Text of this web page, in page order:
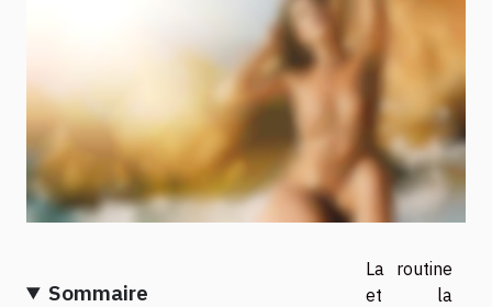
Sommaire
La routine
et la